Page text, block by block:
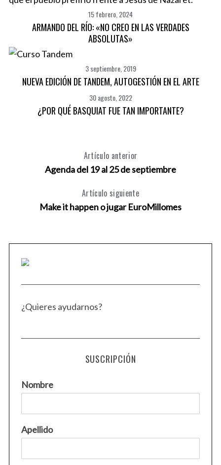
15 febrero, 2024
ARMANDO DEL RÍO: «NO CREO EN LAS VERDADES
ABSOLUTAS»
3 septiembre, 2019
NUEVA EDICIÓN DE TANDEM, AUTOGESTIÓN EN EL ARTE
30 agosto, 2022
¿POR QUÉ BASQUIAT FUE TAN IMPORTANTE?
Artículo anterior
Agenda del 19 al 25 de septiembre
Artículo siguiente
Make it happen o jugar EuroMillomes
¿Quieres ayudarnos?
SUSCRIPCIÓN
Nombre
Apellido